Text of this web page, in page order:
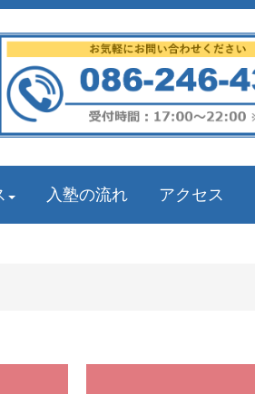
入塾の流れ アクセス